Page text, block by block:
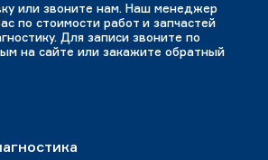
или звоните нам. Наш менеджер
по стоимости работ и запчастей
Для записи звоните по
на сайте или закажите обратный